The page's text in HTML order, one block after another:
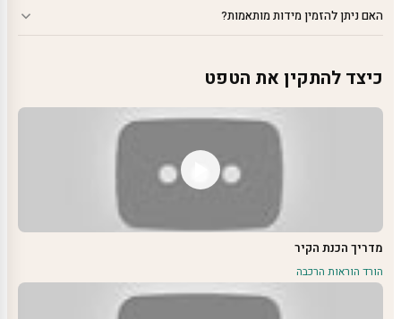
האם ניתן להזמין מידות מותאמות?
כיצד להתקין את הטפט
מדריך הכנת הקיר
הורד הוראות הרכבה